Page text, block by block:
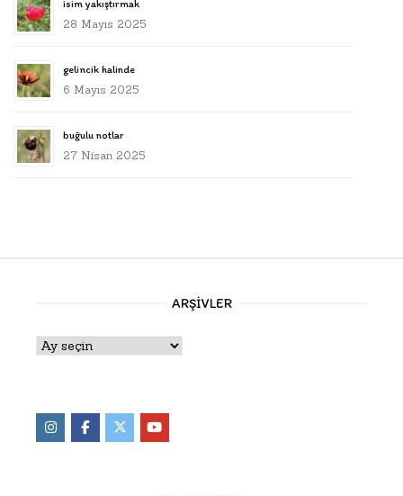
isim yakıştırmak
28 Mayıs 2025
gelincik halinde
6 Mayıs 2025
buğulu notlar
27 Nisan 2025
ARŞIVLER
Arşivler